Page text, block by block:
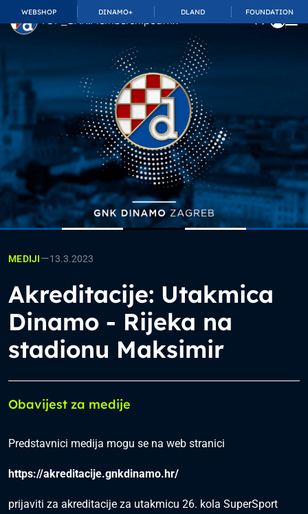
WEBSHOP DINAMO+ DLAND FOUNDATION
TOP_BAR.MembershipSuffix
MEDIJI—13.3.2023
Akreditacije: Utakmica
Dinamo - Rijeka na
stadionu Maksimir
Obavijest za medije
Predstavnici medija mogu se na web stranici
https://akreditacije.gnkdinamo.hr/
prijaviti za akreditacije za utakmicu 26. kola SuperSport